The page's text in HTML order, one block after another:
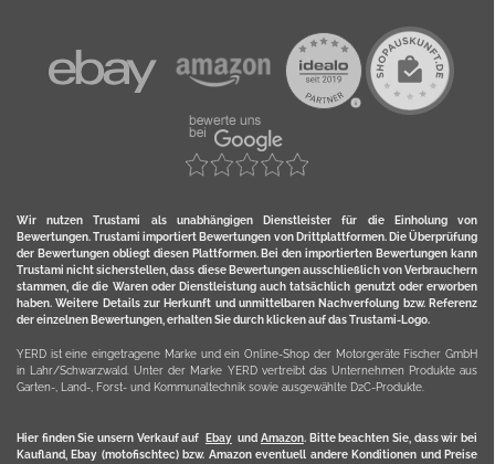
Wir nutzen Trustami als unabhängigen Dienstleister für die Einholung von
Bewertungen. Trustami importiert Bewertungen von Drittplattformen. Die Überprüfung
der Bewertungen obliegt diesen Plattformen. Bei den importierten Bewertungen kann
Trustami nicht sicherstellen, dass diese Bewertungen ausschließlich von Verbrauchern
stammen, die die Waren oder Dienstleistung auch tatsächlich genutzt oder erworben
haben. Weitere Details zur Herkunft und unmittelbaren Nachverfolung bzw. Referenz
der einzelnen Bewertungen, erhalten Sie durch klicken auf das Trustami-Logo.
YERD ist eine eingetragene Marke und ein Online-Shop der Motorgeräte Fischer GmbH
in Lahr/Schwarzwald. Unter der Marke YERD vertreibt das Unternehmen Produkte aus
Garten-, Land-, Forst- und Kommunaltechnik sowie ausgewählte D2C-Produkte.
Hier finden Sie unsern Verkauf auf Ebayund Amazon. Bitte beachten Sie, dass wir bei
Kaufland, Ebay (motofischtec) bzw. Amazon eventuell andere Konditionen und Preise